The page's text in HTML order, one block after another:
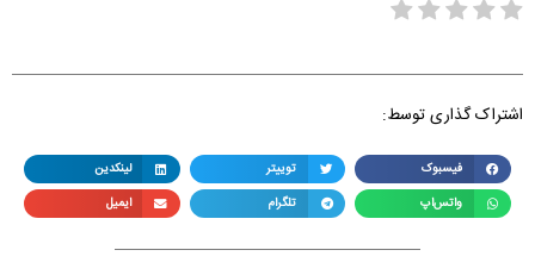
اشتراک گذاری توسط:
فیسبوک توییتر
لینکدین
واتس‌اپ
تلگرام ایمیل